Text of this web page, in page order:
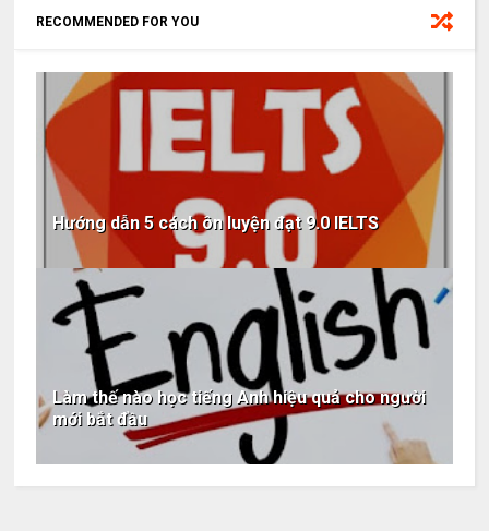
RECOMMENDED FOR YOU
Hướng dẫn 5 cách ôn luyện đạt 9.0 IELTS
Làm thế nào học tiếng Anh hiệu quả cho người
mới bắt đầu